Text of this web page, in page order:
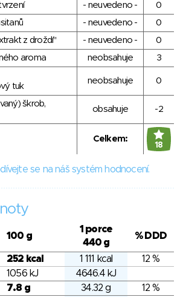
- neuvedeno -
0
- neuvedeno -
0
z droždí"
- neuvedeno -
0
aroma
neobsahuje
3
tuk
neobsahuje 0
škrob,
obsahuje -2
Celkem:
18
se na náš systém hodnocení.
100 g
1 porce
440 g
% DDD
252 kcal 1 111 kcal
12 %
1056 kJ
4646.4 kJ
7.8 g 34.32 g
12 %